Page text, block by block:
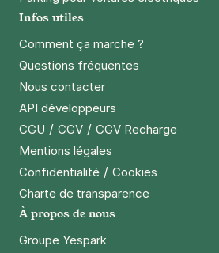
Infos utiles
Comment ça marche ?
Questions fréquentes
Nous contacter
API développeurs
CGU / CGV / CGV Recharge
Mentions légales
Confidentialité / Cookies
Charte de transparence
À propos de nous
Groupe Yespark